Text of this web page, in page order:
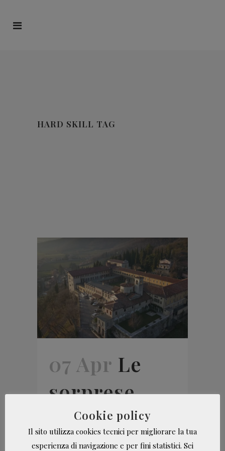
HARD SKILL TAG
07 Apr Le
sorprese
della
Cookie policy
Il sito utilizza cookies tecnici per migliorare la tua
esperienza di navigazione e per fini statistici. Sei